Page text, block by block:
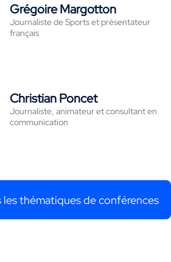
Grégoire Margotton
Journaliste de Sports et présentateur
français
Christian Poncet
Journaliste, animateur et consultant en
communication
les thématiques de conférences